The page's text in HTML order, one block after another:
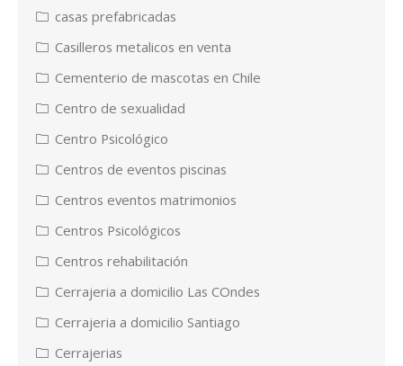
casas prefabricadas
Casilleros metalicos en venta
Cementerio de mascotas en Chile
Centro de sexualidad
Centro Psicológico
Centros de eventos piscinas
Centros eventos matrimonios
Centros Psicológicos
Centros rehabilitación
Cerrajeria a domicilio Las COndes
Cerrajeria a domicilio Santiago
Cerrajerias